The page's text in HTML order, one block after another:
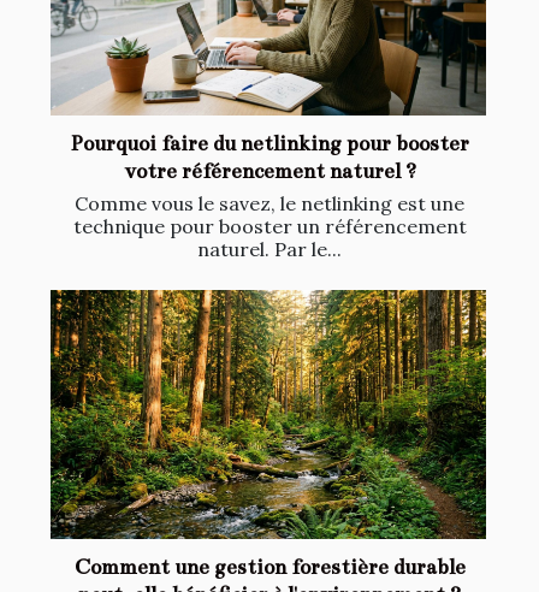
Pourquoi faire du netlinking pour booster
votre référencement naturel ?
Comme vous le savez, le netlinking est une
technique pour booster un référencement
naturel. Par le...
Comment une gestion forestière durable